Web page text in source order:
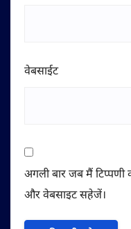
वेबसाईट
अगली बार जब मैं टिप्पणी
और वेबसाइट सहेजें।